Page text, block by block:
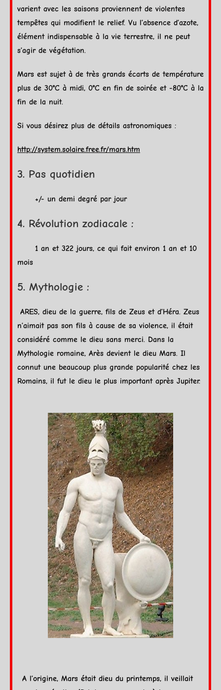
varient avec les saisons proviennent de violentes
tempêtes qui modifient le relief. Vu l’absence d’azote,
élément indispensable à la vie terrestre, il ne peut
s’agir de végétation.
Mars est sujet à de très grands écarts de température
plus de 30°C à midi, 0°C en fin de soirée et -80°C à la
fin de la nuit.
Si vous désirez plus de détails astronomiques :
http://system.solaire.free.fr/mars.htm
3. Pas quotidien
+/- un demi degré par jour
4. Révolution zodiacale :
1 an et 322 jours, ce qui fait environ 1 an et 10
mois
5. Mythologie :
ARES, dieu de la guerre, fils de Zeus et d’Héra. Zeus
n’aimait pas son fils à cause de sa violence, il était
considéré comme le dieu sans merci. Dans la
Mythologie romaine, Arès devient le dieu Mars. Il
connut une beaucoup plus grande popularité chez les
Romains, il fut le dieu le plus important après Jupiter.
A l’origine, Mars était dieu du printemps, il veillait